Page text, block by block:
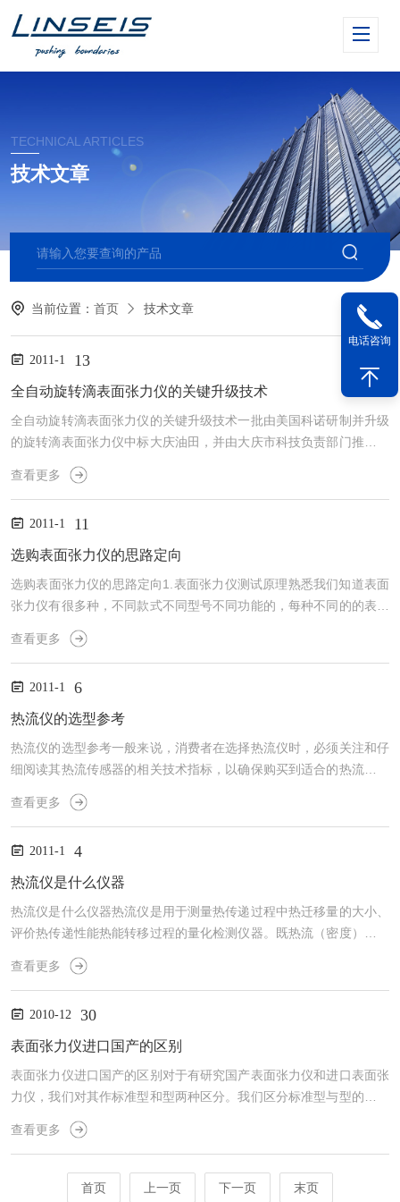
TECHNICAL ARTICLES
技术文章
当前位置：首页 技术文章
2011-1 13
全自动旋转滴表面张力仪的关键升级技术
全自动旋转滴表面张力仪的关键升级技术一批由美国科诺研制并升级
的旋转滴表面张力仪中标大庆油田，并由大庆市科技负责部门推广。
一般对于机械仪器方面人们都好奇新产品，为了更方便各位的购买使
用，特别的介绍一下该型号表面张力仪的核心技术：首先就是zui关键
试，即可自动拍照、自动查找敏感点、自动计算界面张力值的真正全
自动界面测值，把人为因素降为zui低，保证了测值的稳定性。其次，
查看更多
2011-1 11
选购表面张力仪的思路定向
选购表面张力仪的思路定向1.表面张力仪测试原理熟悉我们知道表面
张力仪有很多种，不同款式不同型号不同功能的，每种不同的的表面
张力仪其工作原理也就不同，一般情况，再结合您的测试需求，选择
符合自己测试目的的表面张力仪。主要是因为，原理不同，表面张力
的标准不同，有可能表面张力仪的报价也会不同。你可以通过供应商
提供的产品目录发现表面张力仪提供者或生产厂的不同之处。总之，
查看更多
2011-1 6
热流仪的选型参考
热流仪的选型参考一般来说，消费者在选择热流仪时，必须关注和仔
细阅读其热流传感器的相关技术指标，以确保购买到适合的热流仪。
这主要依靠热流仪的主要技术指标:1、热流量程：这个是越大越好，
以满足更多的测量需求。因为热流量程决定了可以测得的zui大热流
2、热流分辨率（热流灵敏度）：决定了可以测得的zui小热流值。由
所配热流传感器的灵敏度和热流仪主机的电压灵敏度决定。分辨率越
查看更多
2011-1 4
热流仪是什么仪器
热流仪是什么仪器热流仪是用于测量热传递过程中热迁移量的大小、
评价热传递性能热能转移过程的量化检测仪器。既热流（密度）的大
小表征热量转移的程度。换句话说，热流仪是测量在不同物质间热量
传递大小和方向的仪器。一般情况下，热流仪（HeatFluxMeter），
满足对热传导、热对流、热辐射的单独测量或上述两者或三者的综合
测量。热流仪的构成：一般的热流仪由热流传感器、显示仪表及联接
查看更多
2010-12 30
表面张力仪进口国产的区别
表面张力仪进口国产的区别对于有研究国产表面张力仪和进口表面张
力仪，我们对其作标准型和型两种区分。我们区分标准型与型的标准
主要为两个：一、是否为标准的测试原理？除标准测试原理之外，是
否有附加的应用功能？二、是否价格相对非常高。既然是比较，肯定
如下：先说型的！1、型表面张力仪：（1）KSV全自动表面张力仪si
查看更多
首页 上一页 下一页 末页
电话咨询